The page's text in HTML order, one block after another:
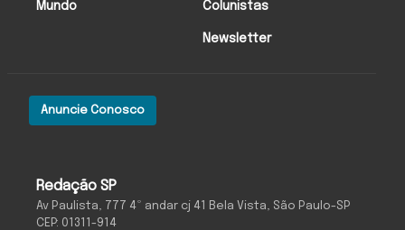
Redação SP
Av Paulista, 777 4º andar cj 41 Bela Vista, São Paulo-SP
CEP: 01311-914
Anuncie Conosco
Mundo Colunistas
Newsletter